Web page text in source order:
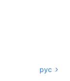
рус